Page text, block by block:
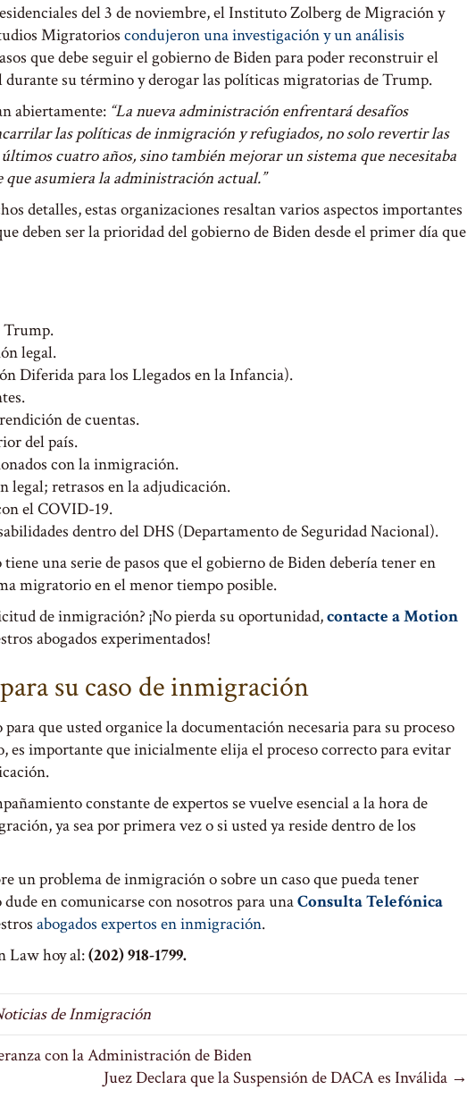
del 3 de noviembre, el Instituto Zolberg de Migración y
Migratorios condujeron una investigación y un análisis
que debe seguir el gobierno de Biden para poder reconstruir el
su término y derogar las políticas migratorias de Trump.
abiertamente: “La nueva administración enfrentará desafíos
las políticas de inmigración y refugiados, no solo revertir las
cuatro años, sino también mejorar un sistema que necesitaba
asumiera la administración actual.”
detalles, estas organizaciones resaltan varios aspectos importantes
deben ser la prioridad del gobierno de Biden desde el primer día que
Trump.
legal.
Diferida para los Llegados en la Infancia).
de cuentas.
del país.
con la inmigración.
legal; retrasos en la adjudicación.
el COVID-19.
dentro del DHS (Departamento de Seguridad Nacional).
una serie de pasos que el gobierno de Biden debería tener en
migratorio en el menor tiempo posible.
de inmigración? ¡No pierda su oportunidad,contacte a Motion
abogados experimentados!
su caso de inmigración
que usted organice la documentación necesaria para su proceso
es importante que inicialmente elija el proceso correcto para evitar
constante de expertos se vuelve esencial a la hora de
ya sea por primera vez o si usted ya reside dentro de los
un problema de inmigración o sobre un caso que pueda tener
en comunicarse con nosotros para unaConsulta Telefónica
abogados expertos en inmigración.
Law hoy al:(202) 918-1799.
de Inmigración
con la Administración de Biden
Juez Declara que la Suspensión de DACA es Inválida →